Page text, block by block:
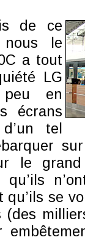
de ce
le
a tout
LG
en
écrans
tel
le
se